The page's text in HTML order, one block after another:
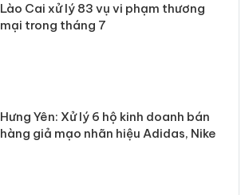
Lào Cai xử lý 83 vụ vi phạm thương
mại trong tháng 7
Hưng Yên: Xử lý 6 hộ kinh doanh bán
hàng giả mạo nhãn hiệu Adidas, Nike